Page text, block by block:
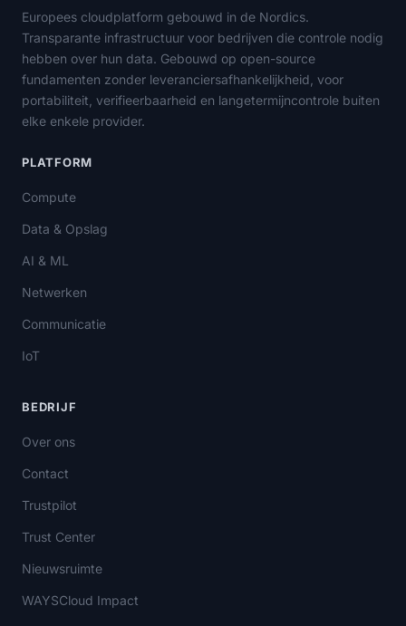
Europees cloudplatform gebouwd in de Nordics.
Transparante infrastructuur voor bedrijven die controle nodig
hebben over hun data. Gebouwd op open-source
fundamenten zonder leveranciersafhankelijkheid, voor
portabiliteit, verifieerbaarheid en langetermijncontrole buiten
elke enkele provider.
PLATFORM
Compute
Data & Opslag
AI & ML
Netwerken
Communicatie
IoT
BEDRIJF
Over ons
Contact
Trustpilot
Trust Center
Nieuwsruimte
WAYSCloud Impact